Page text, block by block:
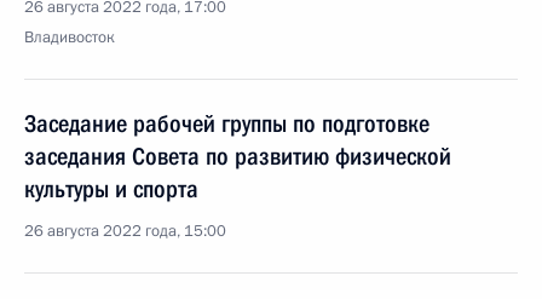
26 августа 2022 года, 17:00
Владивосток
Заседание рабочей группы по подготовке
заседания Совета по развитию физической
культуры и спорта
26 августа 2022 года, 15:00